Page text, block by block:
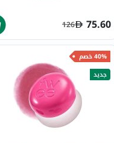
75.60
126
40% خصم
جديد